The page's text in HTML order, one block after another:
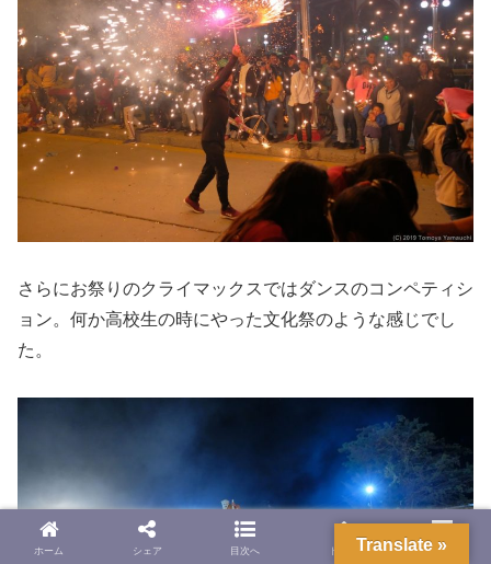
さらにお祭りのクライマックスではダンスのコンペティシ
ョン。何か高校生の時にやった文化祭のような感じでし
た。
ホーム シェア 目次へ トップ サイドバー
Translate »